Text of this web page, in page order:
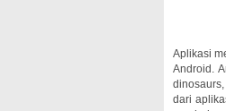
Aplikasi
Android.
dari